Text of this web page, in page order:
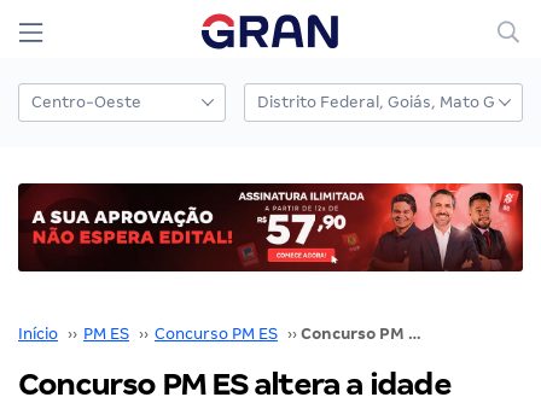
Início ›› PM ES ›› Concurso PM ES ›› Concurso PM ES altera a idade máxima para ingresso! Veja
Concurso PM ES altera a idade